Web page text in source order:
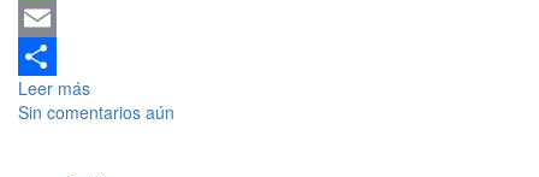
WhatsApp
Email
Compartir
Leer más
Sin comentarios aún